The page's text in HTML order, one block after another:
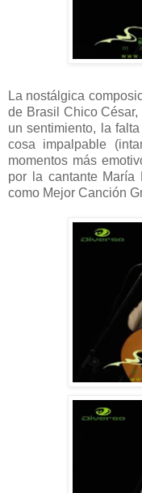
La nostálgica
de Brasil Chico César,
un sentimiento, la
cosa impalpable
momentos más
por la cantante María
como Mejor Canción